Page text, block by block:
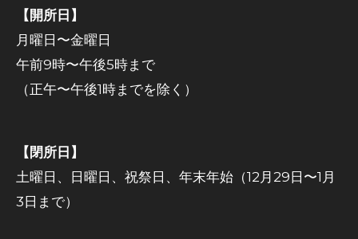
【開所日】
月曜日〜金曜日
午前9時〜午後5時まで
（正午〜午後1時までを除く）
【閉所日】
土曜日、日曜日、祝祭日、年末年始（12月29日〜1月
3日まで）